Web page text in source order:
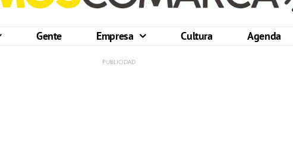
Gente Empresa Cultura Agenda